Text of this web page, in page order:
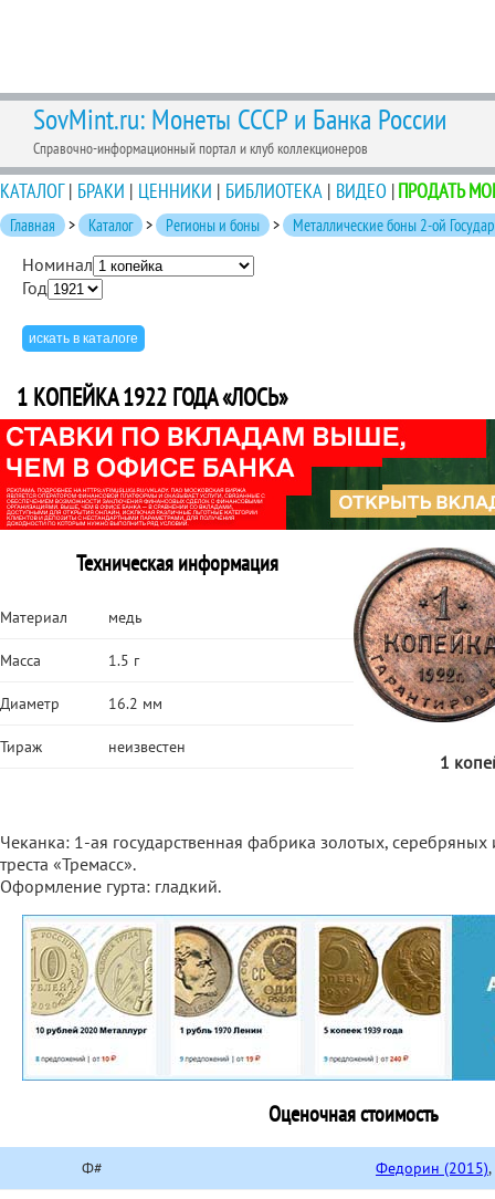
SovMint.ru: Монеты СССР и Банка России
Справочно-информационный портал и клуб коллекционеров
КАТАЛОГ| БРАКИ | ЦЕННИКИ | БИБЛИОТЕКА | ВИДЕО |ПРОДАТЬ
Главная > Каталог > Регионы и боны > Металлические боны 2-ой
Номинал
Год
1 КОПЕЙКА 1922 ГОДА «ЛОСЬ»
Техническая информация
Материал медь
Масса 1.5 г
Диаметр 16.2 мм
Тираж неизвестен
1
Чеканка: 1-ая государственная фабрика золотых,
треста «Тремасс».
Оформление гурта: гладкий.
Оценочная стоимость
Ф# Федорин (2015),